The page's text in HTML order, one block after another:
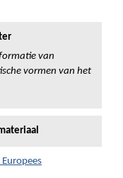
van
vormen van het